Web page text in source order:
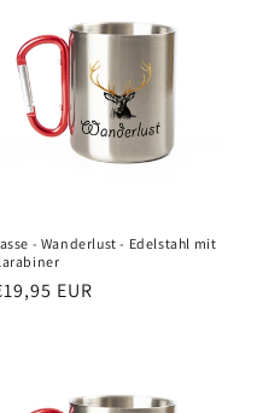
- Wanderlust - Edelstahl mit
EUR